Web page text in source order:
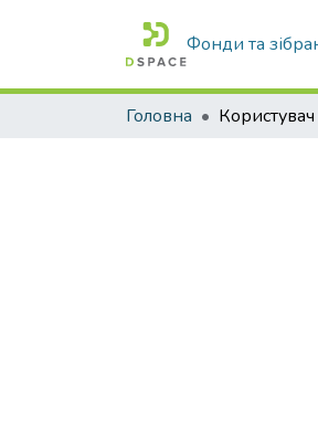
Фонди та
Головна Користувач